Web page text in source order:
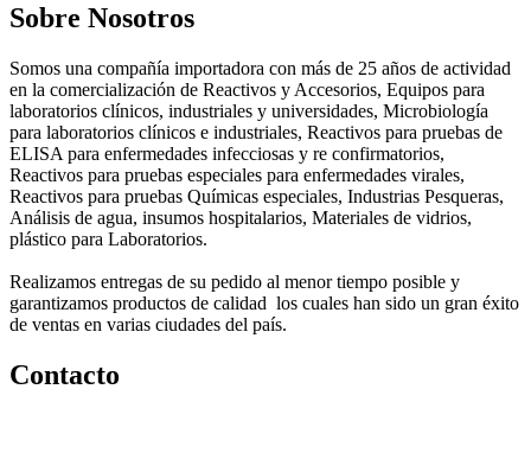
Sobre Nosotros
Somos una compañía importadora con más de 25 años de actividad
en la comercialización de Reactivos y Accesorios, Equipos para
laboratorios clínicos, industriales y universidades, Microbiología
para laboratorios clínicos e industriales, Reactivos para pruebas de
ELISA para enfermedades infecciosas y re confirmatorios,
Reactivos para pruebas especiales para enfermedades virales,
Reactivos para pruebas Químicas especiales, Industrias Pesqueras,
Análisis de agua, insumos hospitalarios, Materiales de vidrios,
plástico para Laboratorios.
Realizamos entregas de su pedido al menor tiempo posible y
garantizamos productos de calidad los cuales han sido un gran éxito
de ventas en varias ciudades del país.
Contacto